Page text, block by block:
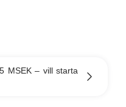
MSEK – vill starta